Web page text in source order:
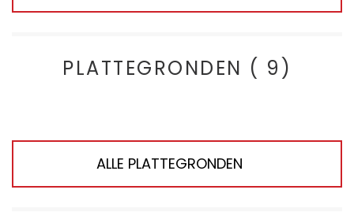
PLATTEGRONDEN ( 9)
ALLE PLATTEGRONDEN